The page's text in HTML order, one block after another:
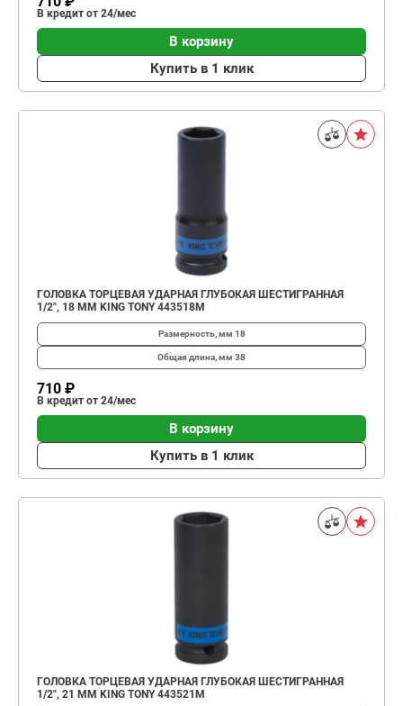
В кредит от 24/мес
В корзину
Купить в 1 клик
ГОЛОВКА ТОРЦЕВАЯ УДАРНАЯ ГЛУБОКАЯ ШЕСТИГРАННАЯ
1/2", 18 ММ KING TONY 443518M
Размерность, мм 18
Общая длина, мм 38
710 ₽
В кредит от 24/мес
В корзину
Купить в 1 клик
ГОЛОВКА ТОРЦЕВАЯ УДАРНАЯ ГЛУБОКАЯ ШЕСТИГРАННАЯ
1/2", 21 ММ KING TONY 443521M